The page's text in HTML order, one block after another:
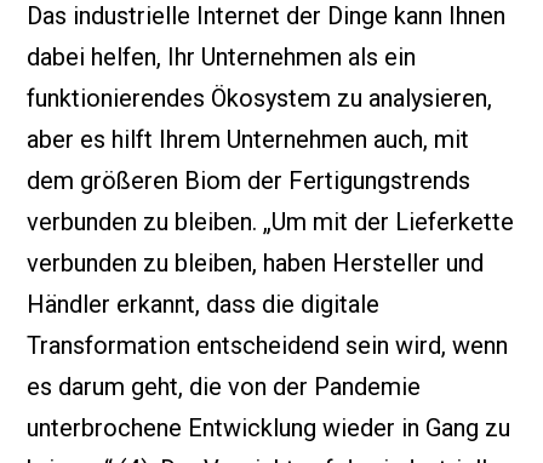
Das industrielle Internet der Dinge kann Ihnen
dabei helfen, Ihr Unternehmen als ein
funktionierendes Ökosystem zu analysieren,
aber es hilft Ihrem Unternehmen auch, mit
dem größeren Biom der Fertigungstrends
verbunden zu bleiben. „Um mit der Lieferkette
verbunden zu bleiben, haben Hersteller und
Händler erkannt, dass die digitale
Transformation entscheidend sein wird, wenn
es darum geht, die von der Pandemie
unterbrochene Entwicklung wieder in Gang zu